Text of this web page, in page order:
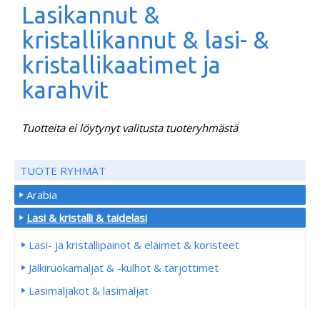
Lasikannut &
kristallikannut & lasi- &
kristallikaatimet ja
karahvit
Tuotteita ei löytynyt valitusta tuoteryhmästä
TUOTE RYHMÄT
Arabia
Lasi & kristalli & taidelasi
Lasi- ja kristallipainot & eläimet & koristeet
Jälkiruokamaljat & -kulhot & tarjottimet
Lasimaljakot & lasimaljat